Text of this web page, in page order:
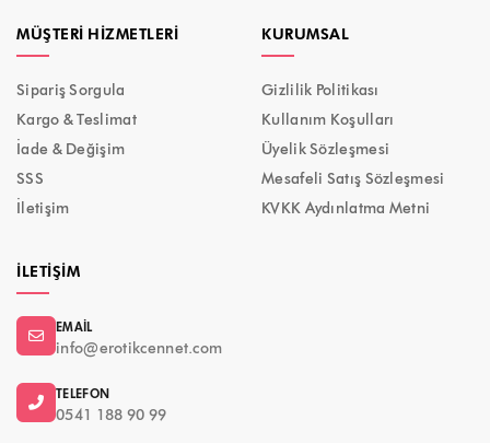
MÜŞTERI HIZMETLERI
Sipariş Sorgula
Kargo & Teslimat
İade & Değişim
SSS
İletişim
KURUMSAL
Gizlilik Politikası
Kullanım Koşulları
Üyelik Sözleşmesi
Mesafeli Satış Sözleşmesi
KVKK Aydınlatma Metni
İLETIŞIM
EMAIL
info@erotikcennet.com
TELEFON
0541 188 90 99